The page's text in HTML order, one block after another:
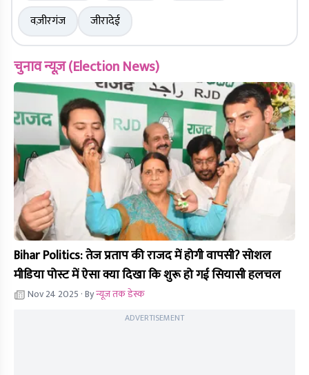
वज़ीरगंज
जीरादेई
चुनाव न्यूज़ (Election News)
Bihar Politics: तेज प्रताप की राजद में होगी वापसी? सोशल
मीडिया पोस्ट में ऐसा क्या दिखा कि शुरू हो गई सियासी हलचल
Nov 24 2025 · Byन्यूज तक डेस्क
ADVERTISEMENT